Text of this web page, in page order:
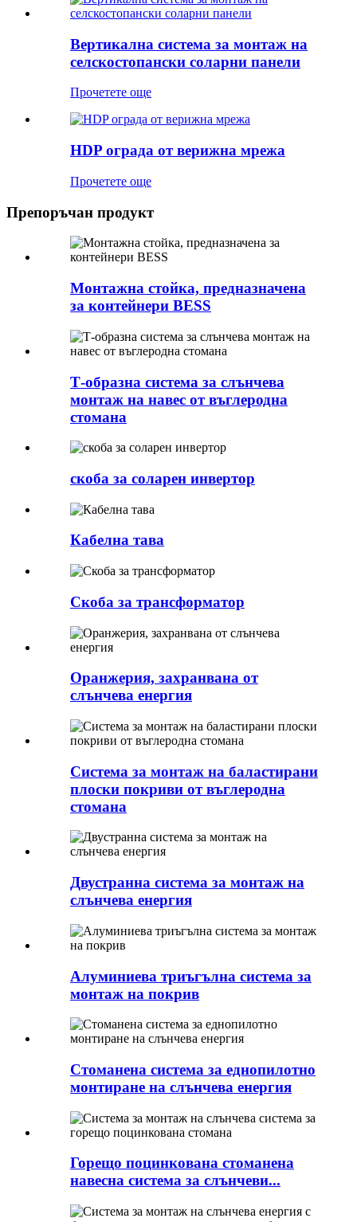
Вертикална система за монтаж на
селскостопански соларни панели
Прочетете още
HDP ограда от верижна мрежа
Прочетете още
Препоръчан продукт
Монтажна стойка, предназначена
за контейнери BESS
Т-образна система за слънчева
монтаж на навес от въглеродна
стомана
скоба за соларен инвертор
Кабелна тава
Скоба за трансформатор
Оранжерия, захранвана от
слънчева енергия
Система за монтаж на баластирани
плоски покриви от въглеродна
стомана
Двустранна система за монтаж на
слънчева енергия
Алуминиева триъгълна система за
монтаж на покрив
Стоманена система за еднопилотно
монтиране на слънчева енергия
Горещо поцинкована стоманена
навесна система за слънчеви...